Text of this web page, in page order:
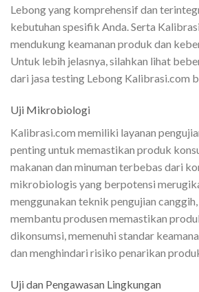
Lebong yang komprehensif dan
kebutuhan spesifik Anda. Serta
mendukung keamanan produk dan
Untuk lebih jelasnya, silahkan lihat
dari jasa testing Lebong Kalibrasi.com
Uji Mikrobiologi
Kalibrasi.com memiliki layanan
penting untuk memastikan produk
makanan dan minuman terbebas dari
mikrobiologis yang berpotensi
menggunakan teknik pengujian
membantu produsen memastikan
dikonsumsi, memenuhi standar
dan menghindari risiko penarikan
Uji dan Pengawasan Lingkungan